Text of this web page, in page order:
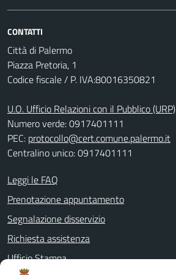
CONTATTI
Città di Palermo
Piazza Pretoria, 1
Codice fiscale / P. IVA:80016350821
U.O. Ufficio Relazioni con il Pubblico (URP)
Numero verde: 0917401111
PEC: protocollo@cert.comune.palermo.it
Centralino unico: 0917401111
Leggi le FAQ
Prenotazione appuntamento
Segnalazione disservizio
Richiesta assistenza
Ufficio Stampa